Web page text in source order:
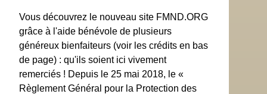
Vous découvrez le nouveau site FMND.ORG
grâce à l'aide bénévole de plusieurs
généreux bienfaiteurs (voir les crédits en bas
de page) : qu'ils soient ici vivement
remerciés ! Depuis le 25 mai 2018, le «
Règlement Général pour la Protection des